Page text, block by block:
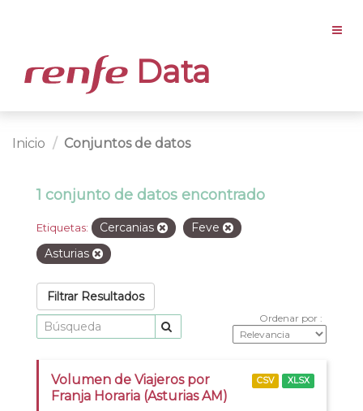
Data
Inicio Conjuntos de datos
1 conjunto de datos encontrado
Etiquetas: Cercanias
Feve
Asturias
Filtrar Resultados
Ordenar por
Volumen de Viajeros por
Franja Horaria (Asturias AM)
CSV XLSX